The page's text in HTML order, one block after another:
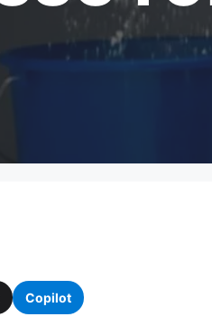
Copilot